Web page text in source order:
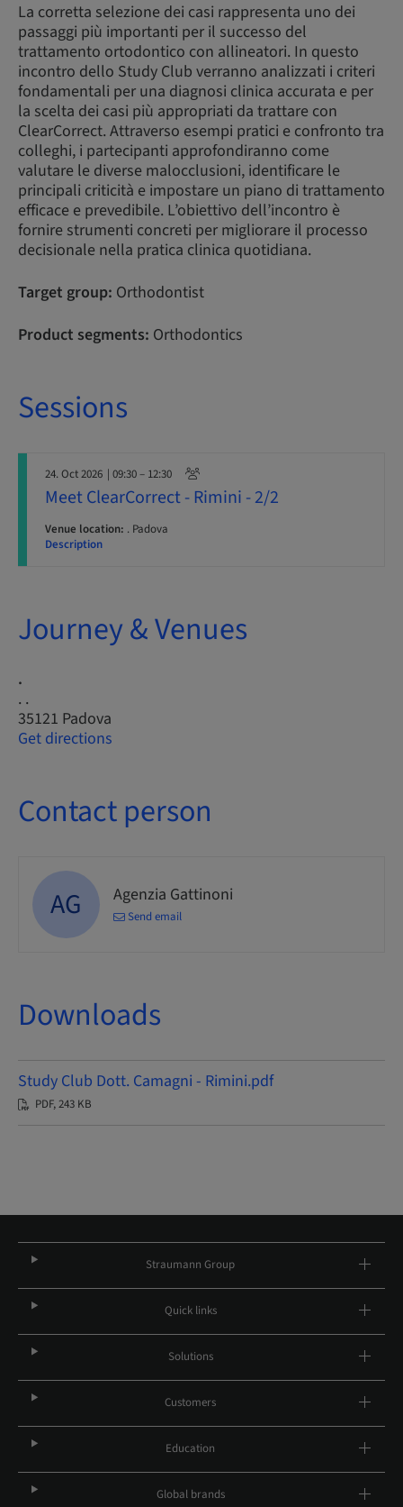
La corretta selezione dei casi rappresenta uno dei
passaggi più importanti per il successo del
trattamento ortodontico con allineatori. In questo
incontro dello Study Club verranno analizzati i criteri
fondamentali per una diagnosi clinica accurata e per
la scelta dei casi più appropriati da trattare con
ClearCorrect. Attraverso esempi pratici e confronto tra
colleghi, i partecipanti approfondiranno come
valutare le diverse malocclusioni, identificare le
principali criticità e impostare un piano di trattamento
efficace e prevedibile. L’obiettivo dell’incontro è
fornire strumenti concreti per migliorare il processo
decisionale nella pratica clinica quotidiana.
Target group: Orthodontist
Product segments: Orthodontics
Sessions
24. Oct 2026 | 09:30 – 12:30
Meet ClearCorrect - Rimini - 2/2
Venue location: . Padova
Description
Journey & Venues
.
. .
35121 Padova
Get directions
Contact person
AG Agenzia Gattinoni
Send email
Downloads
Study Club Dott. Camagni - Rimini.pdf
PDF, 243 KB
Straumann Group
Quick links
Solutions
Customers
Education
Global brands